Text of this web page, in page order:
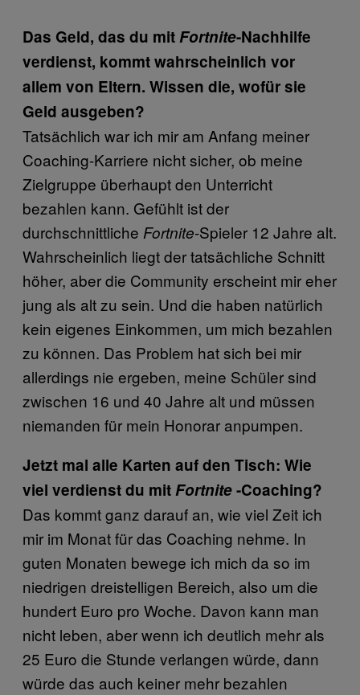
Das Geld, das du mitFortnite-Nachhilfe
verdienst, kommt wahrscheinlich vor
allem von Eltern. Wissen die, wofür sie
Geld ausgeben?
Tatsächlich war ich mir am Anfang meiner
Coaching-Karriere nicht sicher, ob meine
Zielgruppe überhaupt den Unterricht
bezahlen kann. Gefühlt ist der
durchschnittliche Fortnite-Spieler 12 Jahre alt.
Wahrscheinlich liegt der tatsächliche Schnitt
höher, aber die Community erscheint mir eher
jung als alt zu sein. Und die haben natürlich
kein eigenes Einkommen, um mich bezahlen
zu können. Das Problem hat sich bei mir
allerdings nie ergeben, meine Schüler sind
zwischen 16 und 40 Jahre alt und müssen
niemanden für mein Honorar anpumpen.
Jetzt mal alle Karten auf den Tisch: Wie
viel verdienst du mitFortnite-Coaching?
Das kommt ganz darauf an, wie viel Zeit ich
mir im Monat für das Coaching nehme. In
guten Monaten bewege ich mich da so im
niedrigen dreistelligen Bereich, also um die
hundert Euro pro Woche. Davon kann man
nicht leben, aber wenn ich deutlich mehr als
25 Euro die Stunde verlangen würde, dann
würde das auch keiner mehr bezahlen